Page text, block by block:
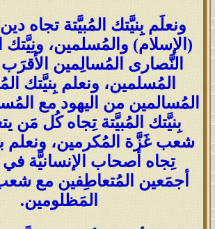
ونعلَم بِنيَّتك المُبيَّتة تجاه
(الإسلام) والمُسلمين، ونِيَّتك
النَّصارى المُسالِمين
المُسلمين، ونعلم بِنيَّتك
المُسالمين من اليهود مع
بِنيَّتك المُبيَّتة تِجاه كُل مَن
شعب غَزَّة المُكرمين، ونعلم
تِجاه أصحاب الإنسانيَّة في
أجمَعين المُتعاطِفين مع
المَظلومين.